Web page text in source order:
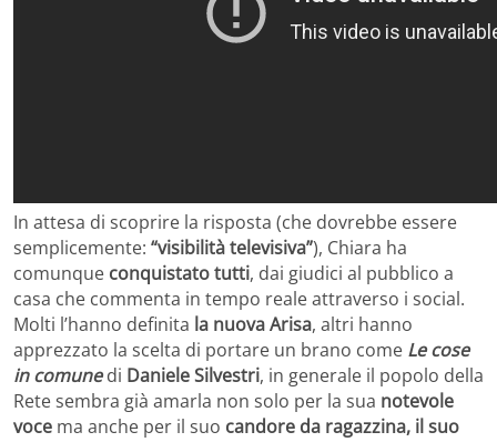
In attesa di scoprire la risposta (che dovrebbe essere
semplicemente: “visibilità televisiva”), Chiara ha
comunque conquistato tutti, dai giudici al pubblico a
casa che commenta in tempo reale attraverso i social.
Molti l’hanno definita la nuova Arisa, altri hanno
apprezzato la scelta di portare un brano come Le cose
in comunedi Daniele Silvestri, in generale il popolo della
Rete sembra già amarla non solo per la sua notevole
voce ma anche per il suo candore da ragazzina, il suo